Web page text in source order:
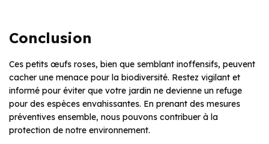
Conclusion
Ces petits œufs roses, bien que semblant inoffensifs, peuvent
cacher une menace pour la biodiversité. Restez vigilant et
informé pour éviter que votre jardin ne devienne un refuge
pour des espèces envahissantes. En prenant des mesures
préventives ensemble, nous pouvons contribuer à la
protection de notre environnement.